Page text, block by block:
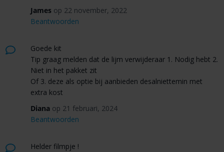
James op 22 november, 2022
Beantwoorden
Goede kit
Tip graag melden dat de lijm verwijderaar 1. Nodig hebt 2.
Niet in het pakket zit
Of 3. deze als optie bij aanbieden desalniettemin met
extra kost
Diana op 21 februari, 2024
Beantwoorden
Helder filmpje !